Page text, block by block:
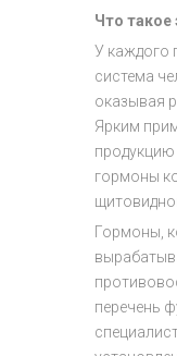
Что такое
У каждого
система
оказывая
Ярким
гормоны
Гормоны,
перечень